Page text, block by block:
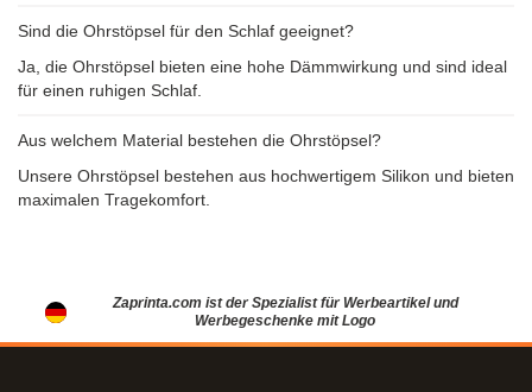
Sind die Ohrstöpsel für den Schlaf geeignet?
Ja, die Ohrstöpsel bieten eine hohe Dämmwirkung und sind ideal
für einen ruhigen Schlaf.
Aus welchem Material bestehen die Ohrstöpsel?
Unsere Ohrstöpsel bestehen aus hochwertigem Silikon und bieten
maximalen Tragekomfort.
Zaprinta.com ist der Spezialist für Werbeartikel und
Werbegeschenke mit Logo